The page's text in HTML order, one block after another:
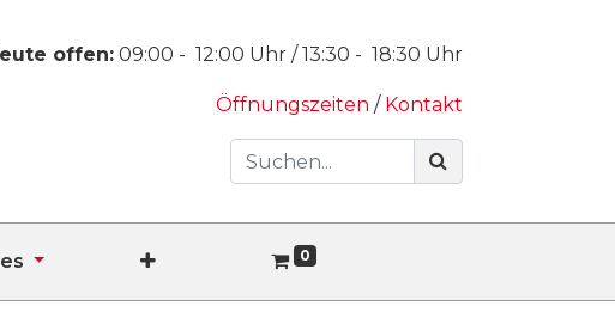
offen: 09:00 - 12:00 Uhr /13:30 - 18:30 Uhr
Öffnungszeiten / Kontakt
0